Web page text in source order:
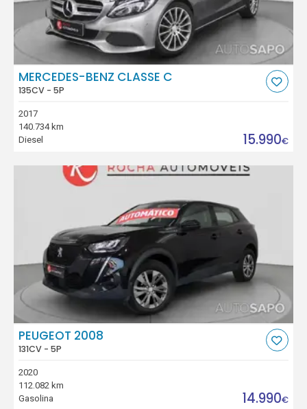
MERCEDES-BENZ CLASSE C
135CV - 5P
2017
140.734 km
Diesel
15.990€
PEUGEOT 2008
131CV - 5P
2020
112.082 km
Gasolina
14.990€